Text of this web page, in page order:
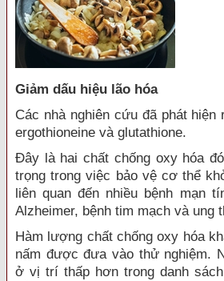
Giảm dấu hiệu lão hóa
Các nhà nghiên cứu đã phát hiện
ergothioneine và glutathione.
Đây là hai chất chống oxy hóa
trọng trong việc bảo vệ cơ thể
liên quan đến nhiều bệnh mạn
Alzheimer, bệnh tim mạch và ung
Hàm lượng chất chống oxy hóa
nấm được đưa vào thử nghiệm.
ở vị trí thấp hơn trong danh